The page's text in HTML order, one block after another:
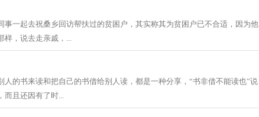
一起去祝桑乡回访帮扶过的贫困户，其实称其为贫困户已不合适，因为他
样，说去走亲戚，...
的书来读和把自己的书借给别人读，都是一种分享，“书非借不能读也”说
而且还因有了时...